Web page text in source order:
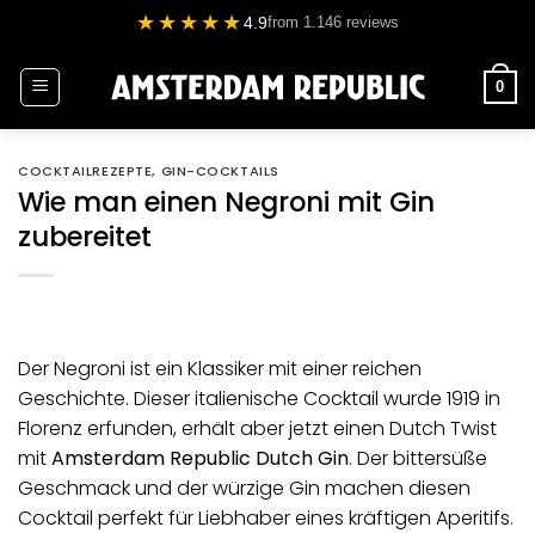
springen
★★★★★4.9from 1.146 reviews
0
COCKTAILREZEPTE, GIN-COCKTAILS
Wie man einen Negroni mit Gin
zubereitet
Der Negroni ist ein Klassiker mit einer reichen
Geschichte. Dieser italienische Cocktail wurde 1919 in
Florenz erfunden, erhält aber jetzt einen Dutch Twist
mitAmsterdam Republic Dutch Gin. Der bittersüße
Geschmack und der würzige Gin machen diesen
Cocktail perfekt für Liebhaber eines kräftigen Aperitifs.